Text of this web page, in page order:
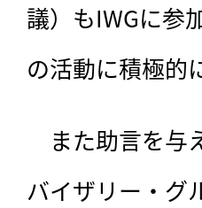
議）もIWGに参
の活動に積極的
また助言を与
バイザリー・グ